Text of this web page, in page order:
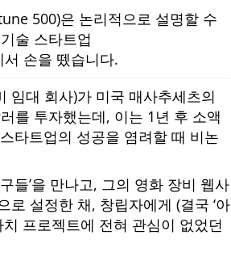
500)은 논리적으로 설명할 수
술 스타트업
손을 뗐습니다.
임대 회사)가 미국 매사추세츠의
를 투자했는데, 이는 1년 후 소액
타트업의 성공을 염려할 때 비논
들 을 만나고, 그의 영화 장비 웹사
로 설정한 채, 창립자에게 (결국 아
프로젝트에 전혀 관심이 없었던